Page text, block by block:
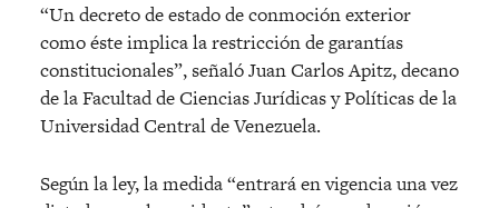
“Un decreto de estado de conmoción exterior
como éste implica la restricción de garantías
constitucionales”, señaló Juan Carlos Apitz, decano
de la Facultad de Ciencias Jurídicas y Políticas de la
Universidad Central de Venezuela.
Según la ley, la medida “entrará en vigencia una vez